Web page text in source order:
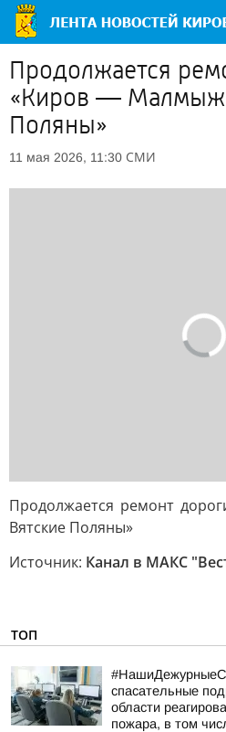
Продолжается
«Киров —
Поляны»
11 мая 2026, 11:30 СМИ
Продолжается ремонт
Вятские Поляны»
Источник: Канал в МАКС
ТОП
спасательные
области
пожара, в том